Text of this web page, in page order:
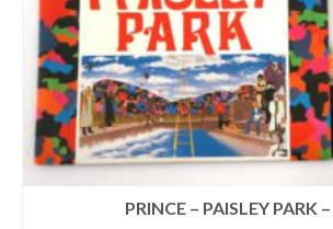
PRINCE – PAISLEY PARK